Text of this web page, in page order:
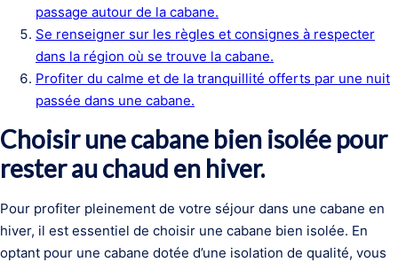
passage autour de la cabane.
Se renseigner sur les règles et consignes à respecter
dans la région où se trouve la cabane.
Profiter du calme et de la tranquillité offerts par une nuit
passée dans une cabane.
Choisir une cabane bien isolée pour
rester au chaud en hiver.
Pour profiter pleinement de votre séjour dans une cabane en
hiver, il est essentiel de choisir une cabane bien isolée. En
optant pour une cabane dotée d’une isolation de qualité, vous